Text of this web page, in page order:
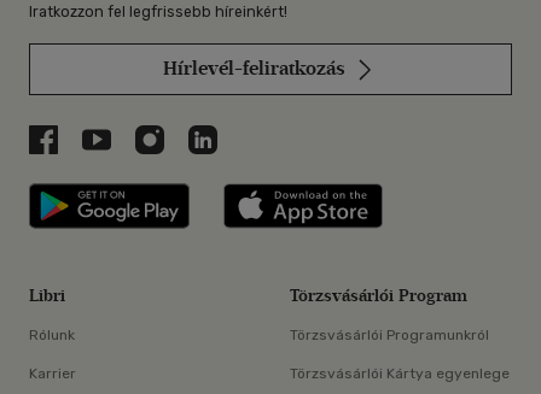
Iratkozzon fel legfrissebb híreinkért!
Hírlevél-feliratkozás
Libri a Facebookon
Libri a Youtube-on
Libri az Instagramon
Libri a LinkedInen
Libri applikáció Szerezd meg: Google
Libri
Rólunk
Karrier
Törzsvásárlói Program
Törzsvásárlói Programunkról
Törzsvásárlói Kártya egyenlege